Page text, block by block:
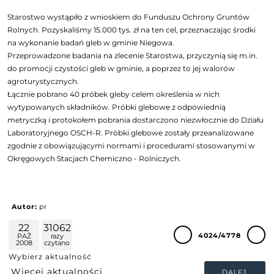
Starostwo wystąpiło z wnioskiem do Funduszu Ochrony Gruntów
Rolnych. Pozyskaliśmy 15.000 tys. zł na ten cel, przeznaczając środki
na wykonanie badań gleb w gminie Niegowa.
Przeprowadzone badania na zlecenie Starostwa, przyczynią się m.in.
do promocji czystości gleb w gminie, a poprzez to jej walorów
agroturystycznych.
Łącznie pobrano 40 próbek gleby celem określenia w nich
wytypowanych składników. Próbki glebowe z odpowiednią
metryczką i protokołem pobrania dostarczono niezwłocznie do Działu
Laboratoryjnego OSCH-R. Próbki glebowe zostały przeanalizowane
zgodnie z obowiązującymi normami i procedurami stosowanymi w
Okręgowych Stacjach Chemiczno - Rolniczych.
Autor: pr
22
PAŹ
2008
31062
razy
czytano
Wybierz aktualność
DALEJ
4024/4778